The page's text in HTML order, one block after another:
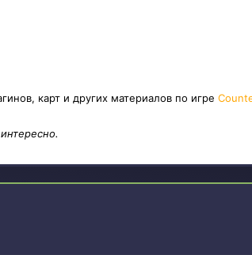
карт и других материалов по игре